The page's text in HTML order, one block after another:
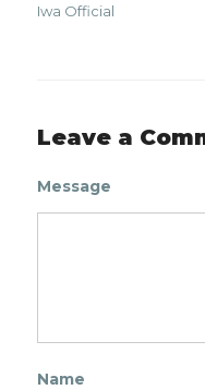
Iwa Official
Leave a
Message
Name